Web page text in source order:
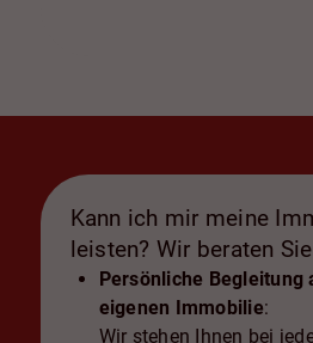
Kann ich mir meine
leisten? Wir beraten
Persönliche Begleitung
eigenen Immobilie:
Wir stehen Ihnen bei